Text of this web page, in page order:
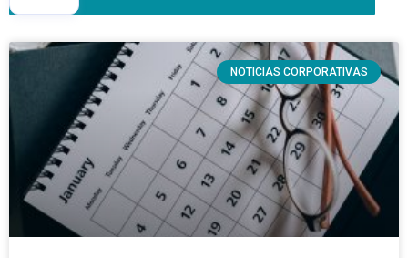
NOTICIAS CORPORATIVAS